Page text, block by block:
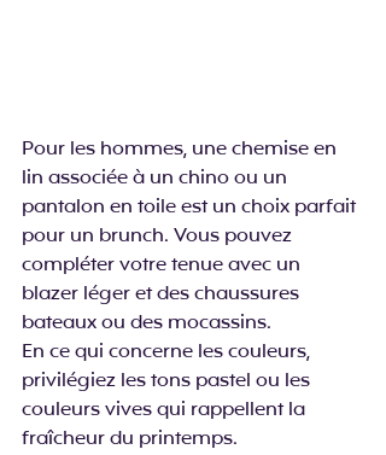
Pour les hommes, une chemise en
lin associée à un chino ou un
pantalon en toile est un choix parfait
pour un brunch. Vous pouvez
compléter votre tenue avec un
blazer léger et des chaussures
bateaux ou des mocassins.
En ce qui concerne les couleurs,
privilégiez les tons pastel ou les
couleurs vives qui rappellent la
fraîcheur du printemps.